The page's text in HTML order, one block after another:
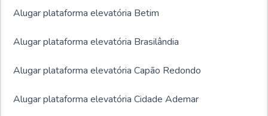
Alugar plataforma elevatória Betim
Alugar plataforma elevatória Brasilândia
Alugar plataforma elevatória Capão Redondo
Alugar plataforma elevatória Cidade Ademar